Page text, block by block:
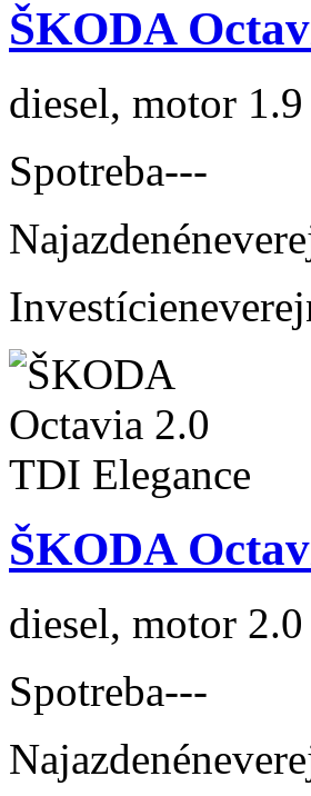
ŠKODA
diesel, motor
Spotreba---
Najazdené
Investície
ŠKODA
diesel, motor
Spotreba---
Najazdené